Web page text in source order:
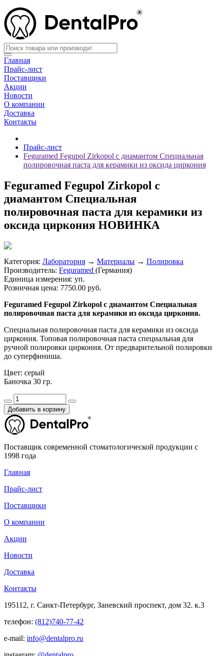
Главная
Прайс-лист
Поставщики
Акции
Новости
О компании
Доставка
Контакты
Прайс-лист
Feguramed Fegupol Zirkopol с диамантом Специальная
полировочная паста для керамики из оксида циркония
Feguramed Fegupol Zirkopol с
диамантом Специальная
полировочная паста для керамики из
оксида циркония НОВИНКА
Категория: Лаборатория → Материалы → Полировка
Производитель: Feguramed (Германия)
Единица измерения: уп.
Розничная цена: 7750.00 руб.
Feguramed Fegupol Zirkopol с диамантом Специальная
полировочная паста для керамики из оксида циркония.
Специальная полировочная паста для керамики из оксида
циркония. Топовая полировочная паста специальная для
ручной полировки циркония. От предварительной полировки
до суперфиниша.
Цвет: серый
Баночка 30 гр.
Добавить в корзину
Поставщик современной стоматологической продукции с
1998 года
Главная
Прайс-лист
Поставщики
О компании
Акции
Новости
Доставка
Контакты
195112, г. Санкт-Петербург, Заневский проспект, дом 32. к.3
телефон: (812)740-77-42
e-mail: info@dentalpro.ru